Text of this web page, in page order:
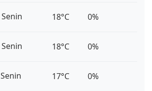
Senin 18°C 0%
Senin 18°C 0%
Senin 17°C 0%